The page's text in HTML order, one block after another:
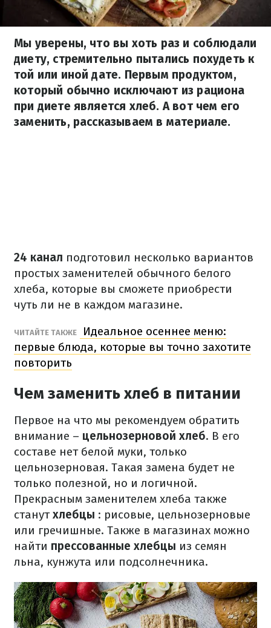
Мы уверены, что вы хоть раз и соблюдали
диету, стремительно пытались похудеть к
той или иной дате. Первым продуктом,
который обычно исключают из рациона
при диете является хлеб. А вот чем его
заменить, рассказываем в материале.
24 канал подготовил несколько вариантов
простых заменителей обычного белого
хлеба, которые вы сможете приобрести
чуть ли не в каждом магазине.
ЧИТАЙТЕ ТАКЖЕ
Идеальное осеннее меню:
первые блюда, которые вы точно захотите
повторить
Чем заменить хлеб в питании
Первое на что мы рекомендуем обратить
внимание – цельнозерновой хлеб. В его
составе нет белой муки, только
цельнозерновая. Такая замена будет не
только полезной, но и логичной.
Прекрасным заменителем хлеба также
станутхлебцы : рисовые, цельнозерновые
или гречишные. Также в магазинах можно
найти прессованные хлебцы из семян
льна, кунжута или подсолнечника.